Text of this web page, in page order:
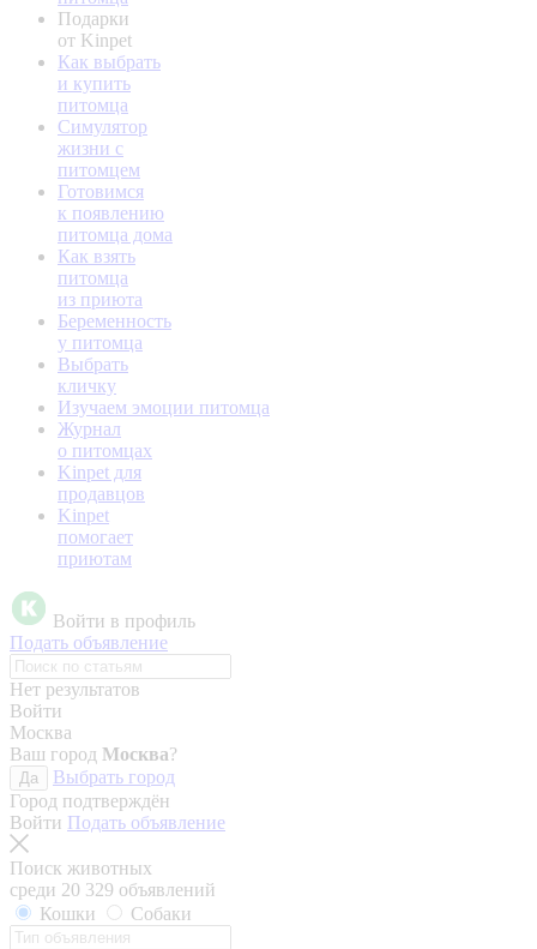
Подарки
от Kinpet
Как выбрать
и купить
питомца
Симулятор
жизни с
питомцем
Готовимся
к появлению
питомца дома
Как взять
питомца
из приюта
Беременность
у питомца
Выбрать
кличку
Изучаем эмоции питомца
Журнал
о питомцах
Kinpet для
продавцов
Kinpet
помогает
приютам
Войти в профиль
Подать объявление
Нет результатов
Войти
Москва
Ваш город Москва?
Да
Выбрать город
Город подтверждён
Войти Подать объявление
Поиск животных
среди 20 329 объявлений
Кошки
Собаки